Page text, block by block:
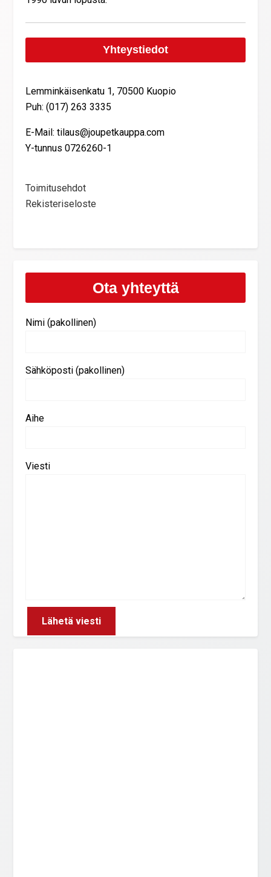
Yhteystiedot
Lemminkäisenkatu 1, 70500 Kuopio
Puh: (017) 263 3335
E-Mail: tilaus@joupetkauppa.com
Y-tunnus 0726260-1
Toimitusehdot
Rekisteriseloste
Ota yhteyttä
Nimi (pakollinen)
Sähköposti (pakollinen)
Aihe
Viesti